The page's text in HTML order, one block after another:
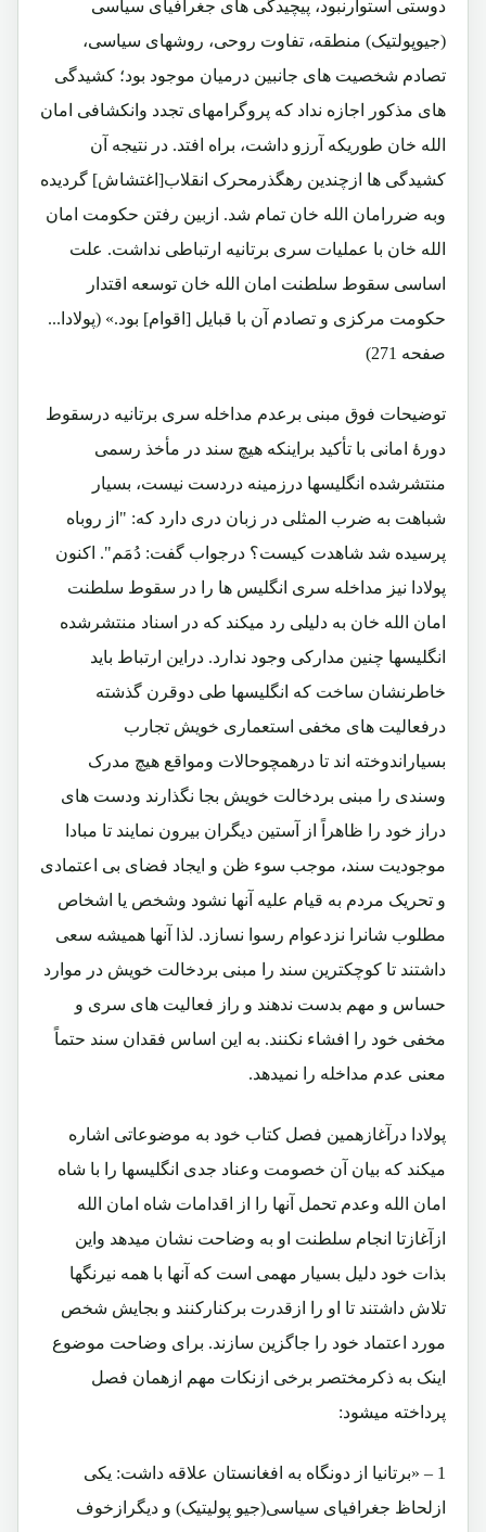
دوستی استوارنبود، پیچیدگی های جغرافیای سیاسی
(جیوپولتیک) منطقه، تفاوت روحی، روشهای سیاسی،
تصادم شخصیت های جانبین درمیان موجود بود؛ کشیدگی
های مذکور اجازه نداد که پروگرامهای تجدد وانکشافی امان
الله خان طوریکه آرزو داشت، براه افتد. در نتیجه آن
کشیدگی ها ازچندین رهگذرمحرک انقلاب[اغتشاش] گردیده
وبه ضررامان الله خان تمام شد. ازبین رفتن حکومت امان
الله خان با عملیات سری برتانیه ارتباطی نداشت. علت
اساسی سقوط سلطنت امان الله خان توسعه اقتدار
حکومت مرکزی و تصادم آن با قبایل [اقوام] بود.» (پولادا...
صفحه 271)
توضیحات فوق مبنی برعدم مداخله سری برتانیه درسقوط
دورۀ امانی با تأکید براینکه هیچ سند در مأخذ رسمی
منتشرشده انگلیسها درزمینه دردست نیست، بسیار
شباهت به ضرب المثلی در زبان دری دارد که: "از روباه
پرسیده شد شاهدت کیست؟ درجواب گفت: دُمَم". اکنون
پولادا نیز مداخله سری انگلیس ها را در سقوط سلطنت
امان الله خان به دلیلی رد میکند که در اسناد منتشرشده
انگلیسها چنین مدارکی وجود ندارد. دراین ارتباط باید
خاطرنشان ساخت که انگلیسها طی دوقرن گذشته
درفعالیت های مخفی استعماری خویش تجارب
بسیاراندوخته اند تا درهمچوحالات ومواقع هیچ مدرک
وسندی را مبنی بردخالت خویش بجا نگذارند ودست های
دراز خود را ظاهراً از آستین دیگران بیرون نمایند تا مبادا
موجودیت سند، موجب سوء ظن و ایجاد فضای بی اعتمادی
و تحریک مردم به قیام علیه آنها نشود وشخص یا اشخاص
مطلوب شانرا نزدعوام رسوا نسازد. لذا آنها همیشه سعی
داشتند تا کوچکترین سند را مبنی بردخالت خویش در موارد
حساس و مهم بدست ندهند و راز فعالیت های سری و
مخفی خود را افشاء نکنند. به این اساس فقدان سند حتماً
معنی عدم مداخله را نمیدهد.
پولادا درآغازهمین فصل کتاب خود به موضوعاتی اشاره
میکند که بیان آن خصومت وعناد جدی انگلیسها را با شاه
امان الله وعدم تحمل آنها را از اقدامات شاه امان الله
ازآغازتا انجام سلطنت او به وضاحت نشان میدهد واین
بذات خود دلیل بسیار مهمی است که آنها با همه نیرنگها
تلاش داشتند تا او را ازقدرت برکنارکنند و بجایش شخص
مورد اعتماد خود را جاگزین سازند. برای وضاحت موضوع
اینک به ذکرمختصر برخی ازنکات مهم ازهمان فصل
پرداخته میشود:
1 – «برتانیا از دونگاه به افغانستان علاقه داشت: یکی
ازلحاظ جغرافیای سیاسی(جیو پولیتیک) و دیگرازخوف